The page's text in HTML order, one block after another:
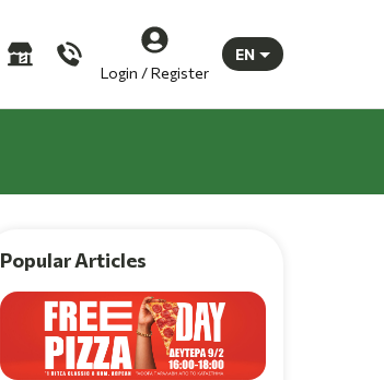
Login / Register
EN
Popular Articles